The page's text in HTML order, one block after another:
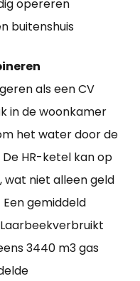
opereren
buitenshuis
als een CV
in de woonkamer
het water door de
HR-ketel kan op
wat niet alleen geld
gemiddeld
3440 m3 gas